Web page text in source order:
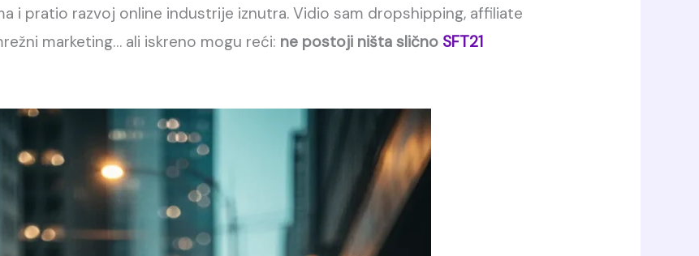
i pratio razvoj online industrije iznutra. Vidio sam dropshipping, affiliate
marketing… ali iskreno mogu reći: ne postoji ništa slično SFT21